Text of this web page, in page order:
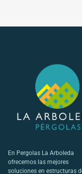
En Pergolas La Arboleda
ofrecemos las mejores
soluciones en estructuras